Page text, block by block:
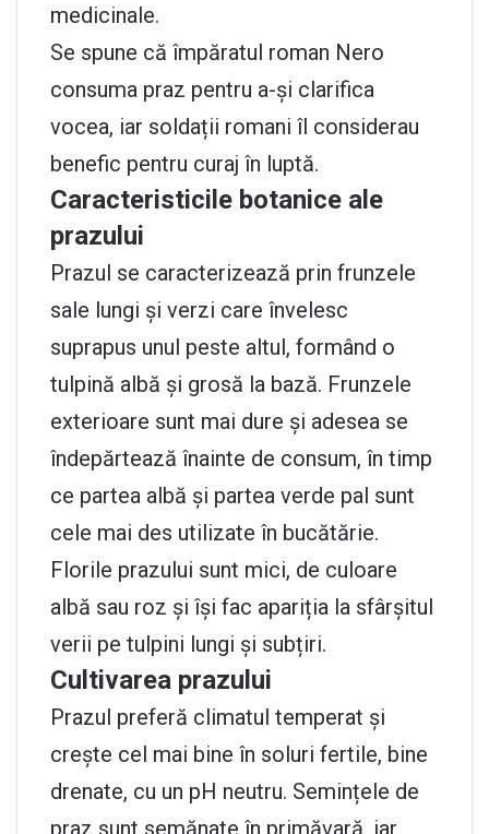
medicinale.
Se spune că împăratul roman Nero
consuma praz pentru a-și clarifica
vocea, iar soldații romani îl considerau
benefic pentru curaj în luptă.
Caracteristicile botanice ale
prazului
Prazul se caracterizează prin frunzele
sale lungi și verzi care învelesc
suprapus unul peste altul, formând o
tulpină albă și grosă la bază. Frunzele
exterioare sunt mai dure și adesea se
îndepărtează înainte de consum, în timp
ce partea albă și partea verde pal sunt
cele mai des utilizate în bucătărie.
Florile prazului sunt mici, de culoare
albă sau roz și își fac apariția la sfârșitul
verii pe tulpini lungi și subțiri.
Cultivarea prazului
Prazul preferă climatul temperat și
crește cel mai bine în soluri fertile, bine
drenate, cu un pH neutru. Semințele de
praz sunt semănate în primăvară, iar